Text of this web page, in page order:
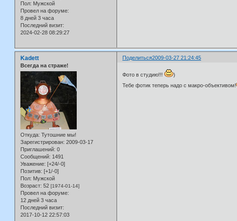
Пол: Мужской
Провел на форуме:
8 дней 3 часа
Последний визит:
2024-02-28 08:29:27
Поделиться2009-03-27 21:24:45
Kadett
Всегда на страже!
Откуда: Тутошние мы!
Зарегистрирован: 2009-03-17
Приглашений: 0
Сообщений: 1491
Уважение: [+24/-0]
Позитив: [+1/-0]
Пол: Мужской
Возраст: 52 [1974-01-14]
Провел на форуме:
12 дней 3 часа
Последний визит:
2017-10-12 22:57:03
Фото в студию!!!
)
Тебе фотик теперь надо с макро-объективом!